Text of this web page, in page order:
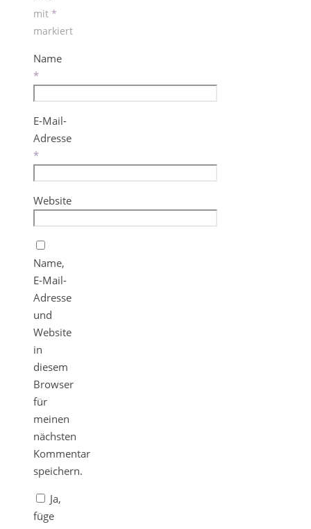
mit *
markiert
Name
*
E-Mail-
Adresse
*
Website
Name,
E-Mail-
Adresse
und
Website
in
diesem
Browser
für
meinen
nächsten
Kommentar
speichern.
Ja,
füge